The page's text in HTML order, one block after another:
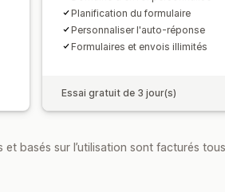
Planification du formulaire
Personnaliser l'auto-réponse
Formulaires et envois illimités
Essai gratuit de 3 jour(s)
basés sur l’utilisation sont facturés